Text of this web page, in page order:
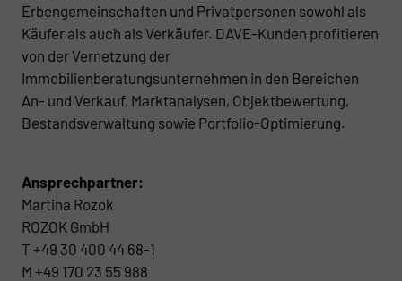
Erbengemeinschaften und Privatpersonen sowohl als
Käufer als auch als Verkäufer. DAVE-Kunden profitieren
von der Vernetzung der
Immobilienberatungsunternehmen in den Bereichen
An- und Verkauf, Marktanalysen, Objektbewertung,
Bestandsverwaltung sowie Portfolio-Optimierung.
Ansprechpartner:
Martina Rozok
ROZOK GmbH
T +49 30 400 44 68-1
M +49 170 23 55 988